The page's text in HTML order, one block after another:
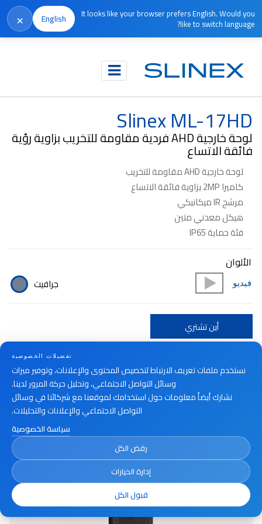
It looks like your browser prefers English. Would you
like to switch language?
English
×
الرئيسية المنتجات اللوحات الخارجية
Slinex ML-17HDلوحة خارجية AHD فردية مقاومة للتخريب بزاوية رؤية
فائقة الاتساع
لوحة خارجية AHD مقاومة للتخريب
كاميرا 2MP بزاوية فائقة الاتساع
مرشح IR ميكانيكي
هيكل معدني متين
فئة حماية IP65
الألوان
جرافيت فيديو
أين تشتري
تفضيلات الخصوصية
نستخدم ملفات تعريف الارتباط لتخصيص المحتوى والإعلانات، وتوفير ميزات
وسائل التواصل الاجتماعي، وتحليل حركة المرور لدينا.
نشارك أيضاً معلومات حول استخدامك لموقعنا مع شركائنا في وسائل
التواصل الاجتماعي والإعلانات والتحليلات.
سياسة الخصوصية
رفض الكل
إدارة الخيارات
قبول الكل